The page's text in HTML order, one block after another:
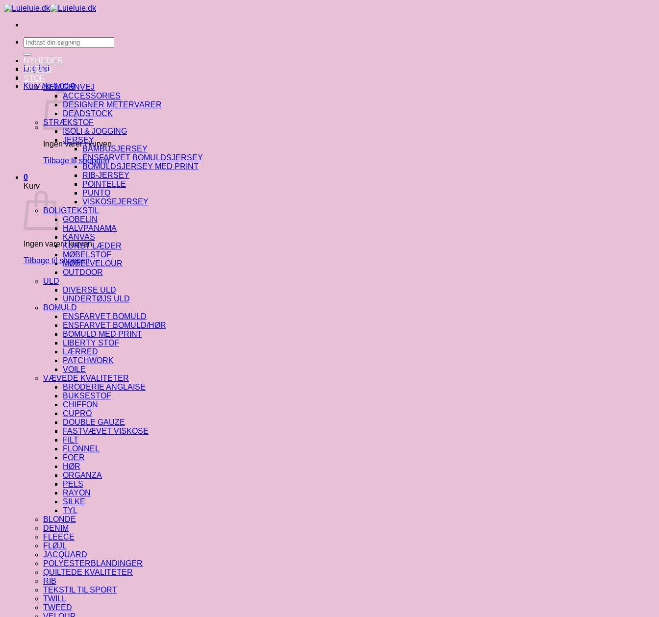
Fortsæt
indhold
Søg
efter:
Log ind
Kurv /kr.0.00 0
Ingen varer i kurven.
Tilbage til shoppen
0
Kurv
Ingen varer i kurven.
Tilbage til shoppen
NYHEDER
TILBUD
STOF
NEM GENVEJ
ACCESSORIES
DESIGNER METERVARER
DEADSTOCK
STRÆKSTOF
ISOLI & JOGGING
JERSEY
BAMBUSJERSEY
ENSFARVET BOMULDSJERSEY
BOMULDSJERSEY MED PRINT
RIB-JERSEY
POINTELLE
PUNTO
VISKOSEJERSEY
BOLIGTEKSTIL
GOBELIN
HALVPANAMA
KANVAS
KUNST LÆDER
MØBELSTOF
MØBELVELOUR
OUTDOOR
ULD
DIVERSE ULD
UNDERTØJS ULD
BOMULD
ENSFARVET BOMULD
ENSFARVET BOMULD/HØR
BOMULD MED PRINT
LIBERTY STOF
LÆRRED
PATCHWORK
VOILE
VÆVEDE KVALITETER
BRODERIE ANGLAISE
BUKSESTOF
CHIFFON
CUPRO
DOUBLE GAUZE
FASTVÆVET VISKOSE
FILT
FLONNEL
FOER
HØR
ORGANZA
PELS
RAYON
SILKE
TYL
BLONDE
DENIM
FLEECE
FLØJL
JACQUARD
POLYESTERBLANDINGER
QUILTEDE KVALITETER
RIB
TEKSTIL TIL SPORT
TWILL
TWEED